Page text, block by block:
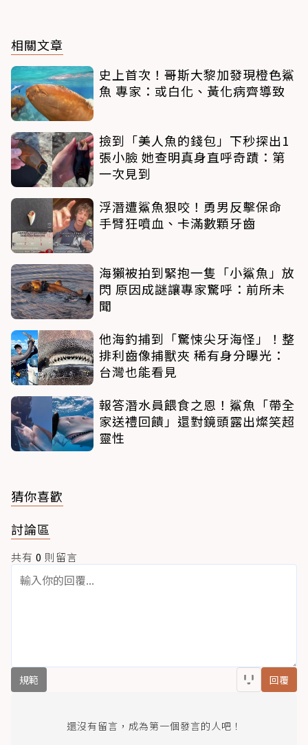
相關文章
史上首次！哥斯大黎加發現橙色鯊
魚 專家：或白化、黃化病齊導致
撿到「美人魚的錢包」下秒探出1
張小臉 她查明真身直呼奇蹟：第
一次見到
浮潛遭鯊魚狠咬！勇男反擊保命
手臂狂噴血、卡滿數顆牙齒
海獺被拍到緊抱一隻「小鯊魚」放
閃 原因成謎讓專家驚呼：前所未
聞
他海釣捕到「驚悚尖牙海怪」！整
排利齒像捕獸夾 稀有身分曝光：
台灣也能看見
報答潛水員餵食之恩！鯊魚「帶全
家送禮回饋」還對鏡頭露出燦笑超
靈性
猜你喜歡
討論區
共有 0 則留言
規範 回覆
還沒有留言，成為第一個發言的人吧！